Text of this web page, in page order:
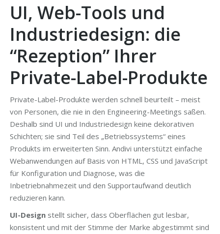
UI, Web-Tools und
Industriedesign: die
“Rezeption” Ihrer
Private-Label-Produkte
Private-Label-Produkte werden schnell beurteilt – meist
von Personen, die nie in den Engineering-Meetings saßen.
Deshalb sind UI und Industriedesign keine dekorativen
Schichten; sie sind Teil des „Betriebssystems“ eines
Produkts im erweiterten Sinn. Andivi unterstützt einfache
Webanwendungen auf Basis von HTML, CSS und JavaScript
für Konfiguration und Diagnose, was die
Inbetriebnahmezeit und den Supportaufwand deutlich
reduzieren kann.
UI-Design stellt sicher, dass Oberflächen gut lesbar,
konsistent und mit der Stimme der Marke abgestimmt sind